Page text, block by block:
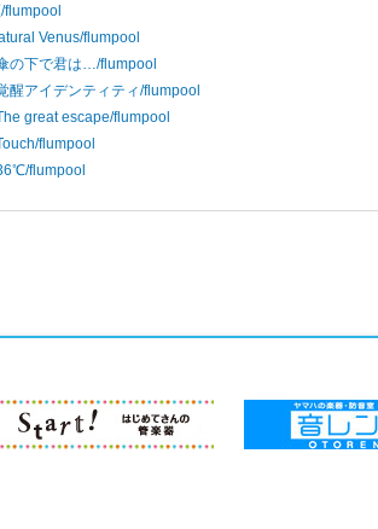
flumpool
Venus/flumpool
の下で君は…/flumpool
醒アイデンティティ/flumpool
great escape/flumpool
flumpool
flumpool